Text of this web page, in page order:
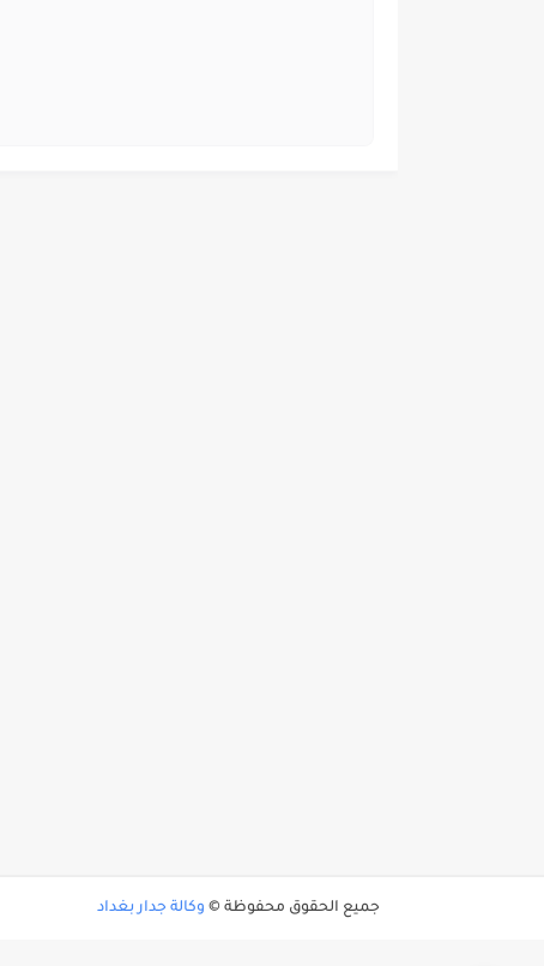
جميع الحقوق محفوظة © وكالة جدار بغداد